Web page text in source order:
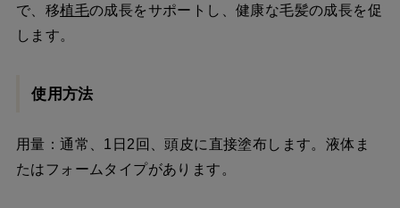
で、移植毛の成長をサポートし、健康な毛髪の成長を促
します。
使用方法
用量：通常、1日2回、頭皮に直接塗布します。液体ま
たはフォームタイプがあります。